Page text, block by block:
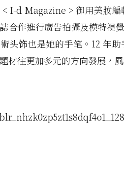
< I-d Magazine > 御用美妝
合作進行廣告拍攝及模特視
術头饰也是她的手笔。12 年
材往更加多元的方向發展，